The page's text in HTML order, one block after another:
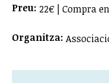
Preu: 22€ | Compra
Organitza: